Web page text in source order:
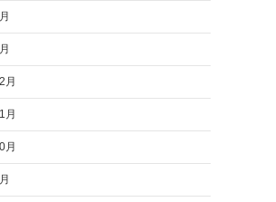
月
月
月